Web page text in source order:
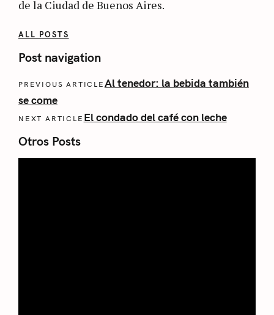
de la Ciudad de Buenos Aires.
ALL POSTS
Post navigation
PREVIOUS ARTICLE Al tenedor: la bebida también
se come
NEXT ARTICLE El condado del café con leche
Otros Posts